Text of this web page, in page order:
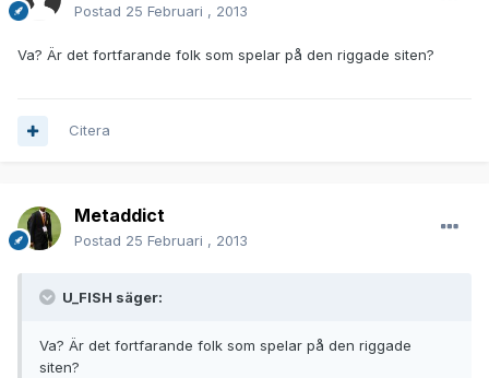
Postad 25 Februari , 2013
Va? Är det fortfarande folk som spelar på den riggade siten?
Citera
Metaddict
Postad 25 Februari , 2013
U_FISH säger:
Va? Är det fortfarande folk som spelar på den riggade
siten?